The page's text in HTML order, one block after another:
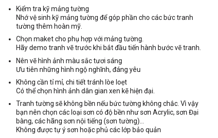
Kiểm tra kỹ mảng tường
Nhớ vệ sinh kỹ mảng tường để góp phần cho các bức tranh
tường thêm hoàn mỹ.
Chọn maket cho phụ hợp với mảng tường.
Hãy demo tranh vẽ trước khi bắt đầu tiến hành bước vẽ tranh.
Nên vẽ hình ảnh màu sắc tươi sáng
Ưu tiên những hình ngộ nghĩnh, đáng yêu
Không cần tỉ mỉ, chi tiết tránh lòe loẹt
Có thể chọn hình ảnh dân gian xen kẽ hiện đại.
Tranh tường sẽ không bền nếu bức tường không chắc. Vì vậy
bạn nên chọn các loại sơn có độ bền như sơn Acrylic, sơn Đại
bàng, các hãng sơn nội tiếng (sơn tường)…
Không được tự ý sơn hoặc phủ các lớp bảo quản